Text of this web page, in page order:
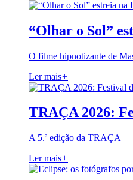
“Olhar o Sol”
O filme hipnotizante de
Ler mais+
TRAÇA 2026:
A 5.ª edição da TRAÇA —
Ler mais+